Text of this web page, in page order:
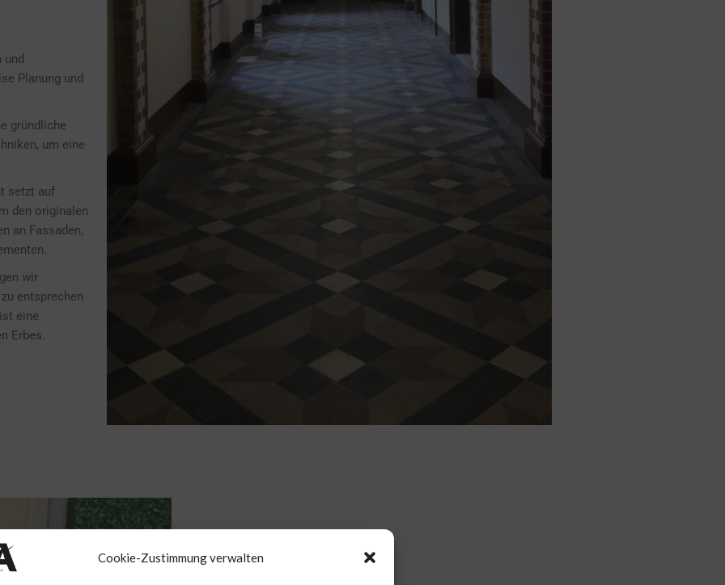
Cookie-Zustimmung verwalten
Planung und
gründliche
um eine
setzt auf
den originalen
an Fassaden,
wir
entsprechen
eine
Erbes.